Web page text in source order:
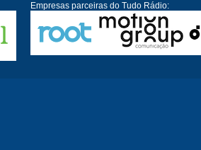
Empresas parceiras do Tudo Rádio: